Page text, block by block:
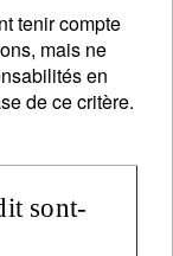
tenir compte
mais ne
en
de ce critère.
sont-